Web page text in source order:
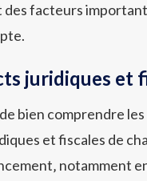
des facteurs
juridiques et
bien comprendre les
et fiscales de
notamment